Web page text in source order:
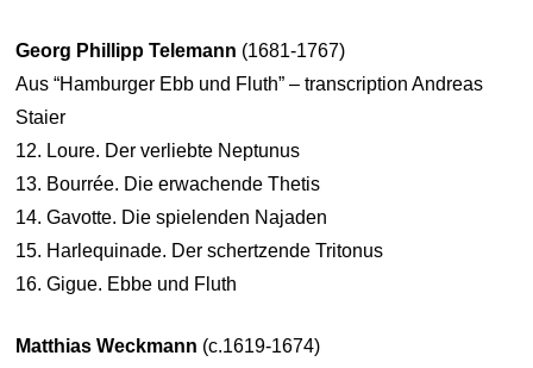
Georg Phillipp Telemann (1681-1767)
Aus “Hamburger Ebb und Fluth” – transcription Andreas
Staier
12. Loure. Der verliebte Neptunus
13. Bourrée. Die erwachende Thetis
14. Gavotte. Die spielenden Najaden
15. Harlequinade. Der schertzende Tritonus
16. Gigue. Ebbe und Fluth
Matthias Weckmann (c.1619-1674)